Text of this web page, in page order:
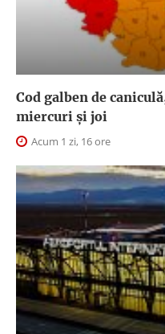
Cod galben de
miercuri și joi
Acum 1 zi, 16 ore